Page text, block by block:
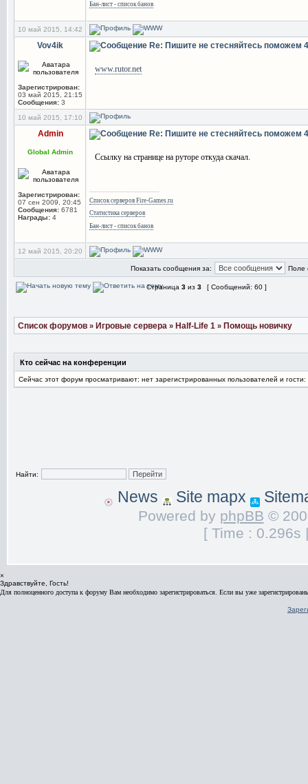
Бан-лист - список банов
10 май 2015, 14:42
Vov4ik
Зарегистрирован:
03 май 2015, 21:15
Сообщения: 3
Re: Пишите не стесняйтесь
www.rutor.net
10 май 2015, 17:10
Admin
Global Admin
Зарегистрирован:
07 сен 2009, 20:45
Сообщения: 6781
Награды: 4
Re: Пишите не стесняйтесь
Ссылку на странице на руторе откуда скачал.
Список серверов Fire-Games.ru
Статистика серверов
Бан-лист - список банов
12 май 2015, 20:20
Показать сообщения за: Поле
Страница 3 из 3 [ Сообщений: 60 ]
Список форумов » Игровые сервера » Half-Life 1 » Помощь новичку
Кто сейчас на конференции
Сейчас этот форум просматривают: нет зарегистрированных пользователей и гости:
Найти:
News Site mapx
Powered by phpBB ©
[ Time : 0.296s
×
Здравствуйте, Гость!
Для полноценного доступа к форуму Вам необходимо зарегистрироваться. Если вы уже